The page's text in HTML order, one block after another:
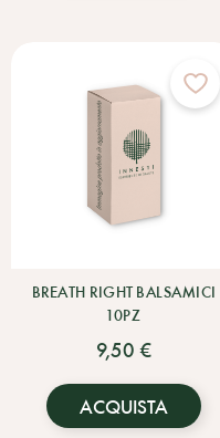
BREATH RIGHT BALSAMICI
10PZ
9,50 €
ACQUISTA